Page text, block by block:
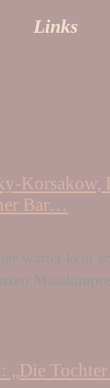
Links
Korsakow,
Bar…
wartet kein
„Die